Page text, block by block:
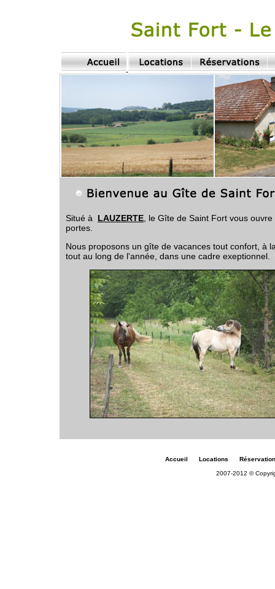
Situé à LAUZERTE le Gîte de Saint Fort vous ouvre
portes.
Nous proposons un gîte de vacances tout confort, à
tout au long de l'année, dans une cadre exeptionnel.
Accueil Locations
2007-2012 ©